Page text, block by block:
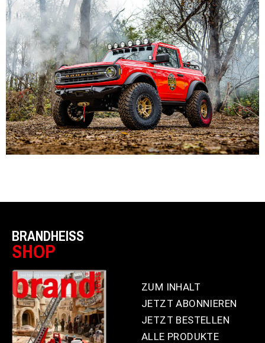
BRANDHEISS
SHOP
ZUM INHALT
JETZT ABONNIEREN
JETZT BESTELLEN
ALLE PRODUKTE